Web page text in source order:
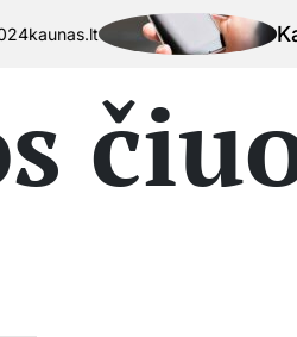
Kaip patikrinti